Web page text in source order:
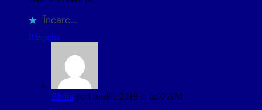
Încarc...
Răspuns
Elvira pe 1 aprilie 2019 la 5:07 AM